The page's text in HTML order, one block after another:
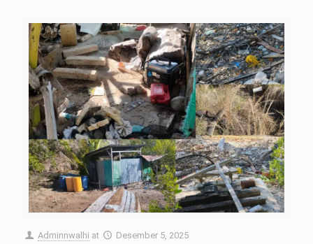
Adminnwalhi at Desember 5, 2025